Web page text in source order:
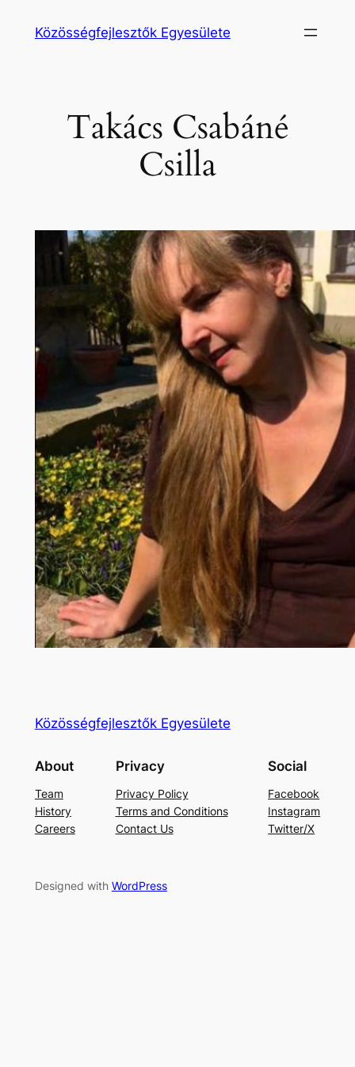
Közösségfejlesztők Egyesülete
Takács Csabáné
Csilla
Közösségfejlesztők Egyesülete
About
Team
History
Careers
Privacy
Privacy Policy
Terms and Conditions
Contact Us
Social
Facebook
Instagram
Twitter/X
Designed with WordPress